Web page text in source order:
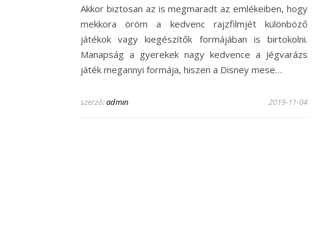
Akkor biztosan az is megmaradt az emlékeiben, hogy
mekkora öröm a kedvenc rajzfilmjét különböző
játékok vagy kiegészítők formájában is birtokolni.
Manapság a gyerekek nagy kedvence a Jégvarázs
játék megannyi formája, hiszen a Disney mese…
szerző:admin 2019-11-04